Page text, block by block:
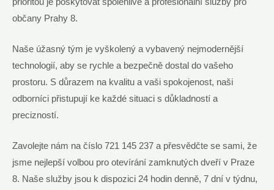
občany Prahy 8.
Naše úžasný tým je vyškolený⁣ a vybavený nejmodernější
‍technologií, aby se rychle a ⁣bezpečně dostal do vašeho
prostoru. S důrazem ‍na kvalitu a vaši spokojenost, ⁣naši
odborníci přistupují ke každé situaci s⁤ důkladností ⁢a
precizností.
Zavolejte nám na číslo 721 ‌145 237​ a přesvědčte se sami, že
jsme nejlepší volbou pro otevírání zamknutých dveří v Praze
8. Naše služby jsou⁤ k dispozici⁢ 24 hodin⁣ denně, 7 dní ‍v týdnu,